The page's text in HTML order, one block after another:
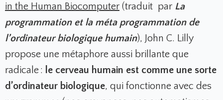
in the Human Biocomputer (traduit par La
programmation et la méta programmation de
l’ordinateur biologique humain), John C. Lilly
propose une métaphore aussi brillante que
radicale : le cerveau humain est comme une sorte
d’ordinateur biologique, qui fonctionne avec des